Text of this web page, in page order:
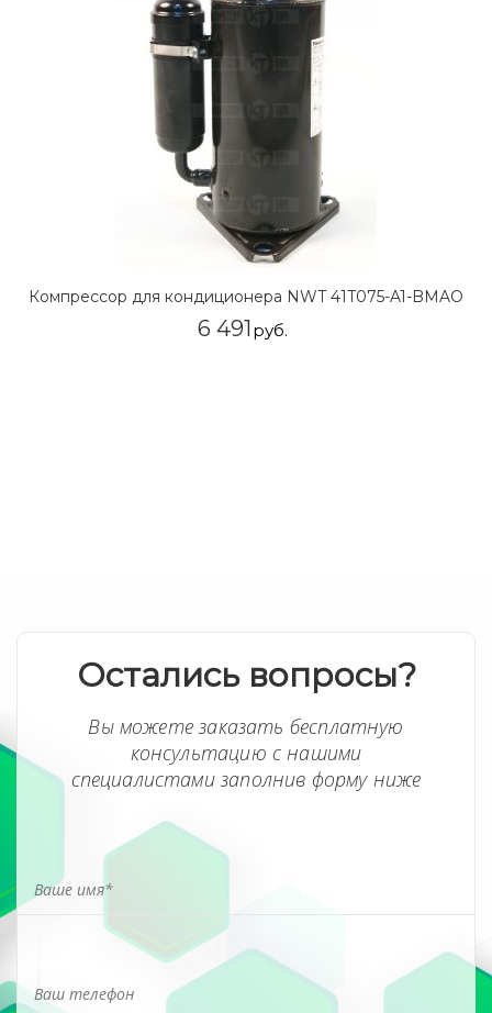
Компрессор для кондиционера NWT 41T075-A1-BMAO
6 491руб.
Остались вопросы?
Вы можете заказать бесплатную
консультацию с нашими
специалистами заполнив форму ниже